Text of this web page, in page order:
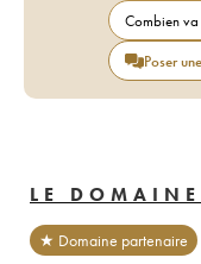
Combien
Poser
LE
★ Domaine partenaire